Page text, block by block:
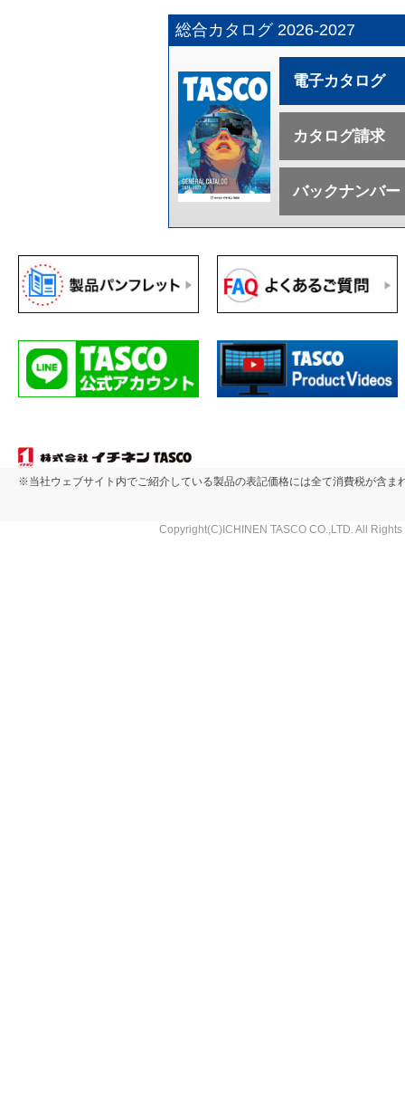
総合カタログ 2026-2027
電子カタログ
カタログ請求
バックナンバー
※当社ウェブサイト内でご紹介している製品の表記価格には全て消費税が含ま
Copyright(C)ICHINEN TASCO CO.,LTD. All